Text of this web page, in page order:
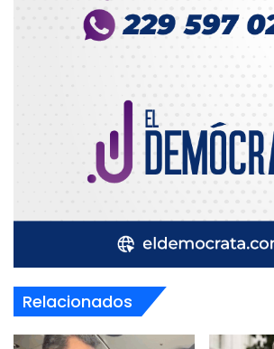
Relacionados